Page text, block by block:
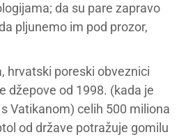
da su pare zapravo
pljunemo im pod prozor,
hrvatski poreski obveznici
džepove od 1998. (kada je
Vatikanom) celih 500 miliona
od države potražuje gomilu